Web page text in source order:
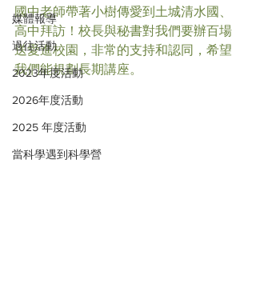
媒體報導
過往活動
2023年度活動
2026年度活動
2025 年度活動
當科學遇到科學營
國中老師帶著小樹傳愛到土城清水國、
高中拜訪！校長與秘書對我們要辦百場
送愛進校園，非常的支持和認同，希望
我們能規劃長期講座。